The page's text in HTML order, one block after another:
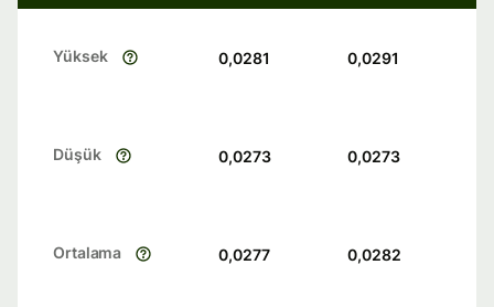
Yüksek 0,0281 0,0291
Düşük 0,0273 0,0273
Ortalama 0,0277 0,0282